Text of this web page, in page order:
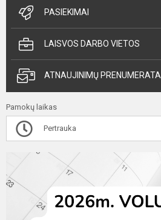
PASIEKIMAI
LAISVOS DARBO VIETOS
ATNAUJINIMŲ PRENUMERATA
Pamokų laikas
Pertrauka